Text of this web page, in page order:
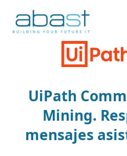
UiPath
Mining.
mensajes